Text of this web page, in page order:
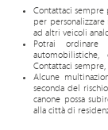
Contattaci
per
ad altri veicoli
Potrai
Contattaci
Alcune
seconda del
canone possa
alla città di